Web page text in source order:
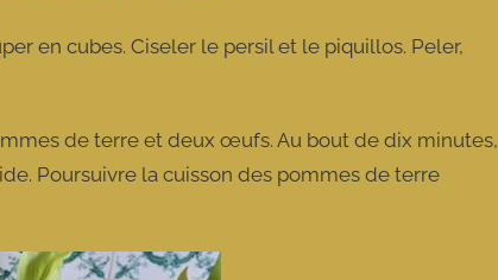
en cubes. Ciseler le persil et le piquillos. Peler,
de terre et deux œufs. Au bout de dix minutes,
Poursuivre la cuisson des pommes de terre